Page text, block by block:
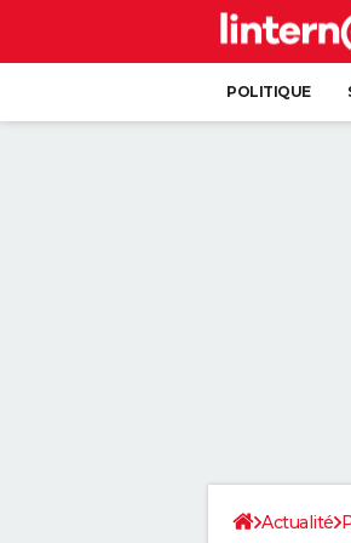
POLITIQUE
Actualité